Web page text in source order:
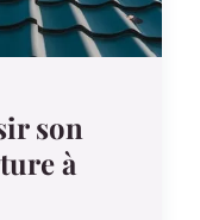
son
à